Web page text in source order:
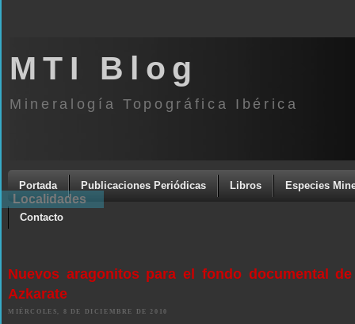
MTI Blog
Mineralogía Topográfica Ibérica
Portada Publicaciones Periódicas Libros Especies
Contacto
Nuevos aragonitos para el fondo documental de
Azkarate
MIÉRCOLES, 8 DE DICIEMBRE DE 2010
Localidades